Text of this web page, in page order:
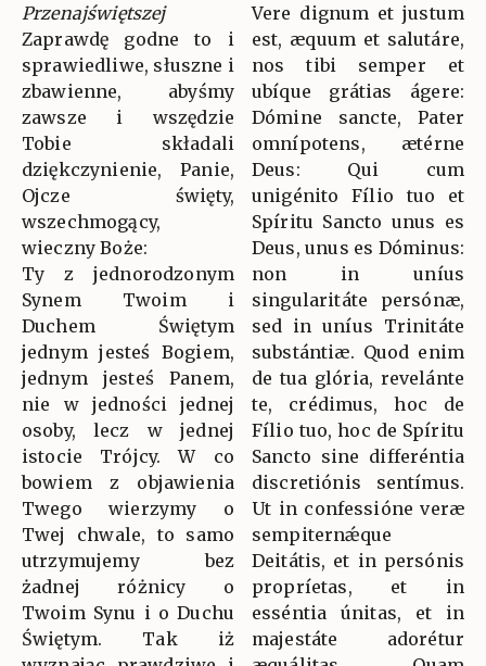
Przenajświętszej
Zaprawdę godne to i
sprawiedliwe, słuszne i
zbawienne, abyśmy
zawsze i wszędzie
Tobie składali
dziękczynienie, Panie,
Ojcze święty,
wszechmogący,
wieczny Boże:
Ty z jednorodzonym
Synem Twoim i
Duchem Świętym
jednym jesteś Bogiem,
jednym jesteś Panem,
nie w jedności jednej
osoby, lecz w jednej
istocie Trójcy. W co
bowiem z objawienia
Twego wierzymy o
Twej chwale, to samo
utrzymujemy bez
żadnej różnicy o
Twoim Synu i o Duchu
Świętym. Tak iż
Vere dignum et justum
est, æquum et salutáre,
nos tibi semper et
ubíque grátias ágere:
Dómine sancte, Pater
omnípotens, ætérne
Deus: Qui cum
unigénito Fílio tuo et
Spíritu Sancto unus es
Deus, unus es Dóminus:
non in uníus
singularitáte persónæ,
sed in uníus Trinitáte
substántiæ. Quod enim
de tua glória, revelánte
te, crédimus, hoc de
Fílio tuo, hoc de Spíritu
Sancto sine differéntia
discretiónis sentímus.
Ut in confessióne veræ
sempiternǽque
Deitátis, et in persónis
propríetas, et in
esséntia únitas, et in
majestáte adorétur